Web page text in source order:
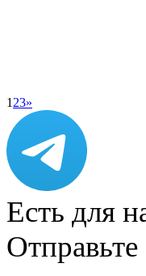
1 23»
Есть для